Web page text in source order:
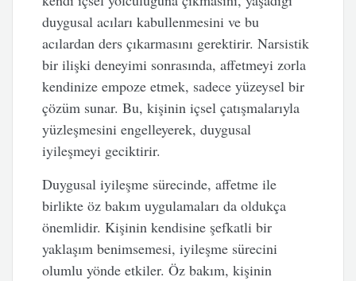
duygusal acıları kabullenmesini ve bu
acılardan ders çıkarmasını gerektirir. Narsistik
bir ilişki deneyimi sonrasında, affetmeyi zorla
kendinize empoze etmek, sadece yüzeysel bir
çözüm sunar. Bu, kişinin içsel çatışmalarıyla
yüzleşmesini engelleyerek, duygusal
iyileşmeyi geciktirir.
Duygusal iyileşme sürecinde, affetme ile
birlikte öz bakım uygulamaları da oldukça
önemlidir. Kişinin kendisine şefkatli bir
yaklaşım benimsemesi, iyileşme sürecini
olumlu yönde etkiler. Öz bakım, kişinin